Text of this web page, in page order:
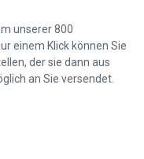
unserer 800
einem Klick können Sie
der sie dann aus
an Sie versendet.